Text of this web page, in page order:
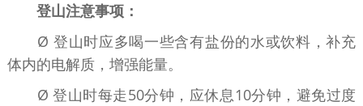
登山注意事项：
Ø 登山时应多喝一些含有盐份的水或饮料，补充
体内的电解质，增强能量。
Ø 登山时每走50分钟，应休息10分钟，避免过度